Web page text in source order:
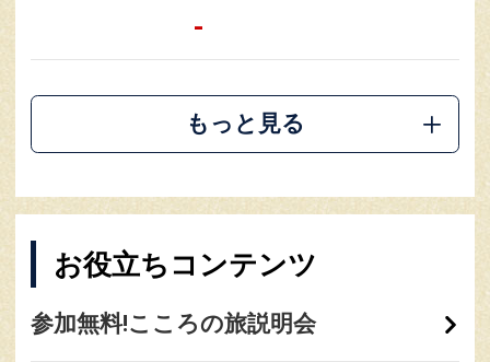
-
もっと見る
お役立ちコンテンツ
参加無料!こころの旅説明会